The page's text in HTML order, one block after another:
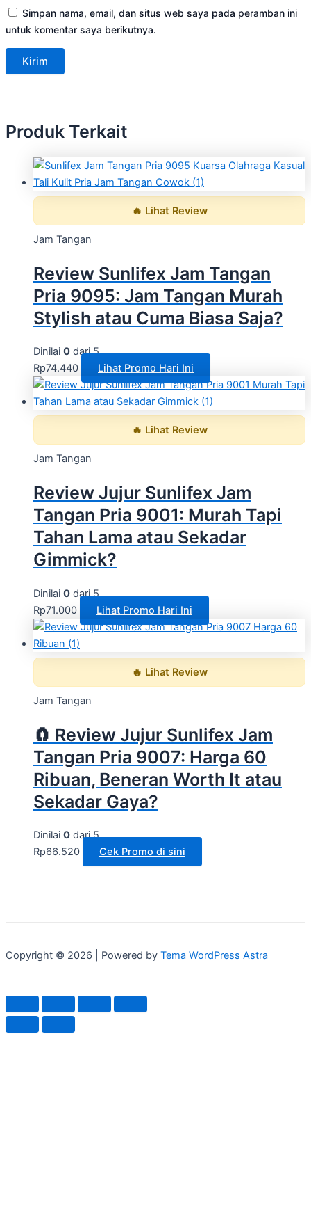
Simpan nama, email, dan situs web saya pada peramban ini
untuk komentar saya berikutnya.
Produk Terkait
🔥 Lihat Review
Jam Tangan
Review Sunlifex Jam Tangan
Pria 9095: Jam Tangan Murah
Stylish atau Cuma Biasa Saja?
Dinilai 0 dari 5
Rp74.440 Lihat Promo Hari Ini
🔥 Lihat Review
Jam Tangan
Review Jujur Sunlifex Jam
Tangan Pria 9001: Murah Tapi
Tahan Lama atau Sekadar
Gimmick?
Dinilai 0 dari 5
Rp71.000 Lihat Promo Hari Ini
🔥 Lihat Review
Jam Tangan
🧲 Review Jujur Sunlifex Jam
Tangan Pria 9007: Harga 60
Ribuan, Beneran Worth It atau
Sekadar Gaya?
Dinilai 0 dari 5
Rp66.520 Cek Promo di sini
Copyright © 2026 | Powered by Tema WordPress Astra